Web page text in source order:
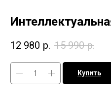
12 980 р. 15 990 р.
Купить